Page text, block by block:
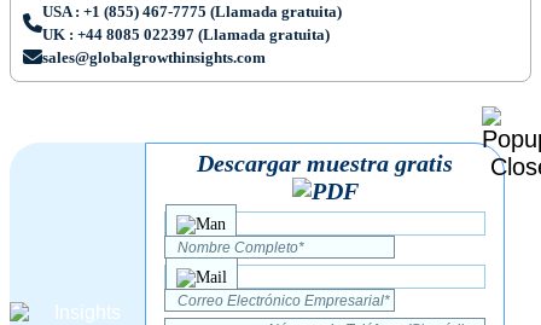
USA : +1 (855) 467-7775 (Llamada gratuita)
UK : +44 8085 022397 (Llamada gratuita)
sales@globalgrowthinsights.com
Descargar muestra gratis